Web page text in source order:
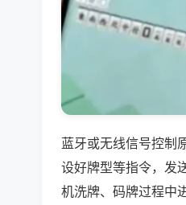
蓝牙或无线信号控制
设好牌型等指令，发
机洗牌、码牌过程中